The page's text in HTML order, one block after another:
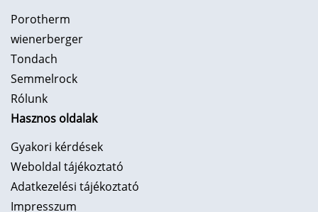
Porotherm
wienerberger
Tondach
Semmelrock
Rólunk
Hasznos oldalak
Gyakori kérdések
Weboldal tájékoztató
Adatkezelési tájékoztató
Impresszum